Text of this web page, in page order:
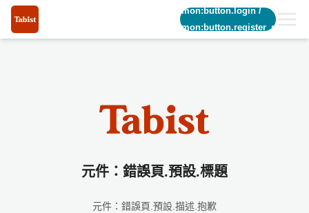
common:button.login/
common:button.register_short
元件：錯誤頁.預設.標題
元件：錯誤頁.預設.描述.抱歉